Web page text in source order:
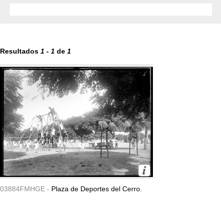
Resultados 1 - 1 de 1
03884FMHGE - Plaza de Deportes del Cerro.